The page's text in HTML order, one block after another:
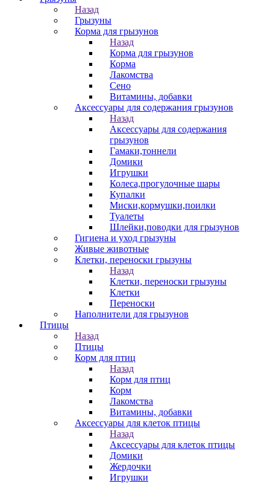
Назад
Грызуны
Корма для грызунов
Назад
Корма для грызунов
Корма
Лакомства
Сено
Витамины, добавки
Аксессуары для содержания грызунов
Назад
Аксессуары для содержания
грызунов
Гамаки,тоннели
Домики
Игрушки
Колеса,прогулочные шары
Купалки
Миски,кормушки,поилки
Туалеты
Шлейки,поводки для грызунов
Гигиена и уход грызуны
Живые животные
Клетки, переноски грызуны
Назад
Клетки, переноски грызуны
Клетки
Переноски
Наполнители для грызунов
Птицы
Назад
Птицы
Корм для птиц
Назад
Корм для птиц
Корм
Лакомства
Витамины, добавки
Аксессуары для клеток птицы
Назад
Аксессуары для клеток птицы
Домики
Жердочки
Игрушки